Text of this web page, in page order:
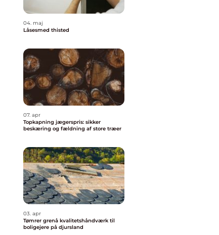
04. maj
Låsesmed thisted
07. apr
Topkapning jægerspris: sikker
beskæring og fældning af store træer
03. apr
Tømrer grenå kvalitetshåndværk til
boligejere på djursland